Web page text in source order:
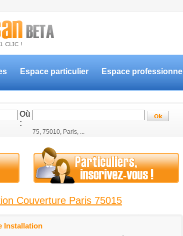
Espace particulier Espace professionnel
Où
:
75, 75010, Paris, ...
Couverture Paris 75015
Installation